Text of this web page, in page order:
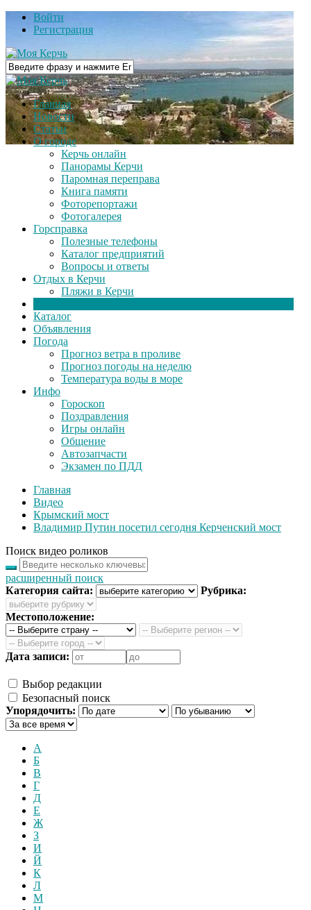
Войти
Регистрация
Главная
Новости
Статьи
О городе
Керчь онлайн
Панорамы Керчи
Паромная переправа
Книга памяти
Фоторепортажи
Фотогалерея
Горсправка
Полезные телефоны
Каталог предприятий
Вопросы и ответы
Отдых в Керчи
Пляжи в Керчи
Каталог
Объявления
Погода
Прогноз ветра в проливе
Прогноз погоды на неделю
Температура воды в море
Инфо
Гороскоп
Поздравления
Игры онлайн
Общение
Автозапчасти
Экзамен по ПДД
Главная
Видео
Крымский мост
Владимир Путин посетил сегодня Керченский мост
Поиск видео роликов
расширенный поиск
Категория сайта:
Рубрика:
Местоположение:
Дата записи:
Выбор редакции
Безопасный поиск
Упорядочить:
А
Б
В
Г
Д
Е
Ж
З
И
Й
К
Л
М